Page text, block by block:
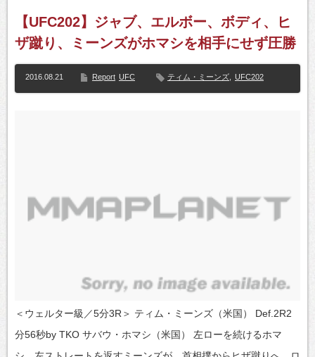
【UFC202】ジャブ、エルボー、ボディ、ヒ
ザ蹴り、ミーンズがホマシを相手にせず圧勝
2016.08.21 Report UFC ティム・ミーンズ, UFC202
＜ウェルター級／5分3R＞ ティム・ミーンズ（米国） Def.2R2
分56秒by TKO サバウ・ホマシ（米国） 左ローを続けるホマ